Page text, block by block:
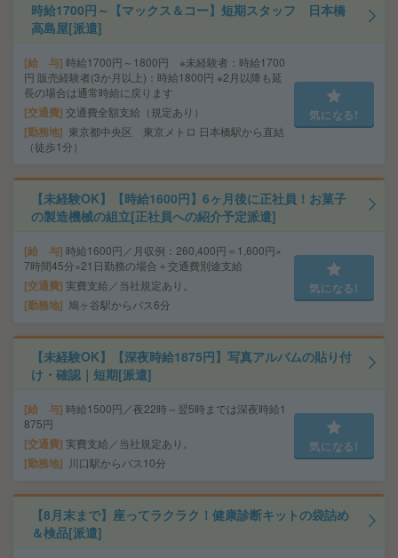
時給1700円～【マックス＆コー】短期スタッフ 日本橋
高島屋[派遣]
給 与 時給1700円～1800円 ※未経験者：時給1700
円 販売経験者(3か月以上)：時給1800円 ※2月以降も延
長の場合は通常時給に戻ります
交通費 交通費全額支給（規定あり）
勤務地
東京都中央区 東京メトロ 日本橋駅から直結
（徒歩1分）
気になる!
【未経験OK】【時給1600円】6ヶ月後に正社員！お菓子
の製造機械の組立[正社員への紹介予定派遣]
給 与 時給1600円／月収例：260,400円＝1,600円×
7時間45分×21日勤務の場合＋交通費別途支給
交通費 実費支給／当社規定あり。
勤務地 鳩ヶ谷駅からバス6分
気になる!
【未経験OK】【深夜時給1875円】写真アルバムの貼り付
け・確認｜短期[派遣]
給 与 時給1500円／夜22時～翌5時までは深夜時給1
875円
交通費 実費支給／当社規定あり。
勤務地 川口駅からバス10分
気になる!
【8月末まで】座ってラクラク！健康診断キットの袋詰め
＆検品[派遣]